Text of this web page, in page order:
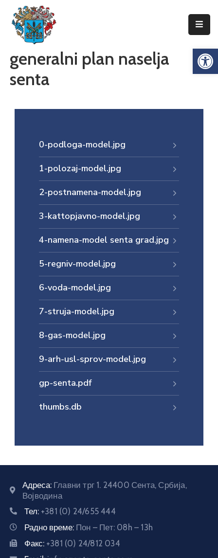
Упознајте
самоуправа
Документи
Информатор
generalni plan naselja
senta
0-podloga-model.jpg
1-polozaj-model.jpg
2-postnamena-model.jpg
3-kattopjavno-model.jpg
4-namena-model senta grad.jpg
5-regniv-model.jpg
6-voda-model.jpg
7-struja-model.jpg
8-gas-model.jpg
9-arh-usl-sprov-model.jpg
gp-senta.pdf
thumbs.db
Адреса: Главни трг 1. 24400 Сента, Србија,
Војводина
Тел: +381 (0) 24/655 444
Радно време: Пон – Пет: 08h – 13h
Факс: +381 (0) 24/812 034